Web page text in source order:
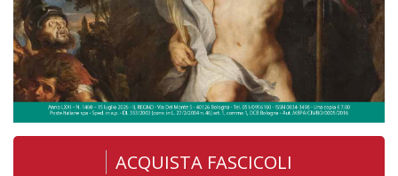
ACQUISTA FASCICOLI